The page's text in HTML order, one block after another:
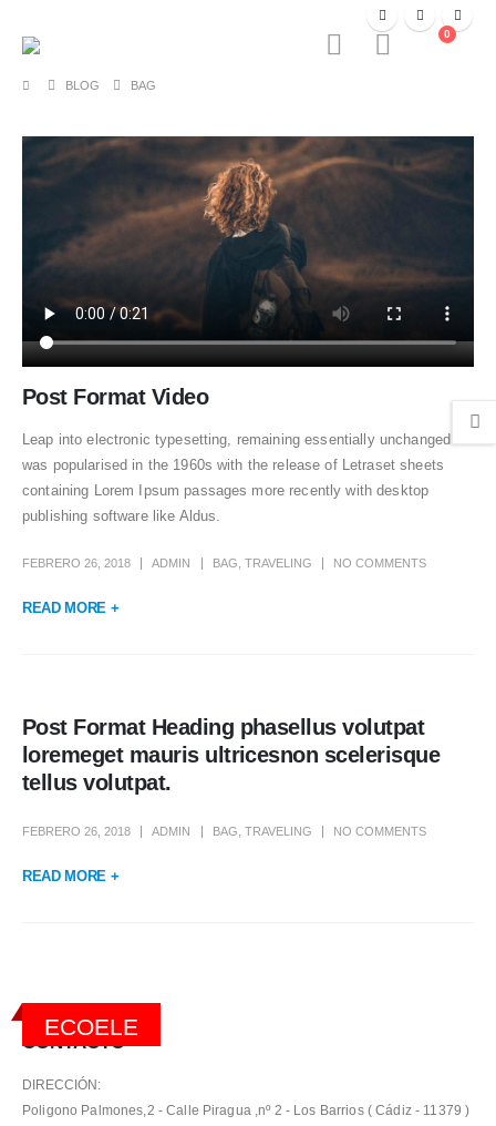
0
BLOG BAG
Post Format Video
Leap into electronic typesetting, remaining essentially unchanged. It
was popularised in the 1960s with the release of Letraset sheets
containing Lorem Ipsum passages more recently with desktop
publishing software like Aldus.
FEBRERO 26, 2018 ADMIN BAG TRAVELING NO COMMENTS
READ MORE +
Post Format Heading phasellus volutpat
loremeget mauris ultricesnon scelerisque
tellus volutpat.
FEBRERO 26, 2018 ADMIN BAG TRAVELING NO COMMENTS
READ MORE +
ECOELE
CONTACTO
DIRECCIÓN:
Poligono Palmones,2 - Calle Piragua ,nº 2 - Los Barrios ( Cádiz - 11379 )